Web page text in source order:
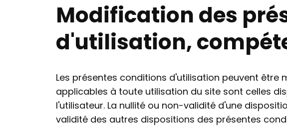
Modification des
d'utilisation,
Les présentes conditions d'utilisation peuvent
applicables à toute utilisation du site sont celles
l'utilisateur. La nullité ou non-validité d'une
validité des autres dispositions des présentes